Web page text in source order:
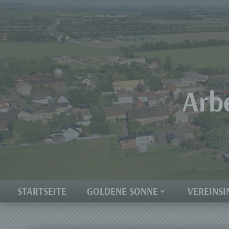
STARTSEITE GOLDENE SONNE